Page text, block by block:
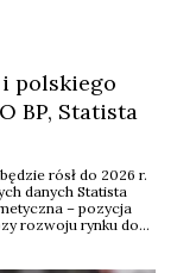
polskiego
rósł do 2026 r.
danych Statista
– pozycja
rozwoju rynku do